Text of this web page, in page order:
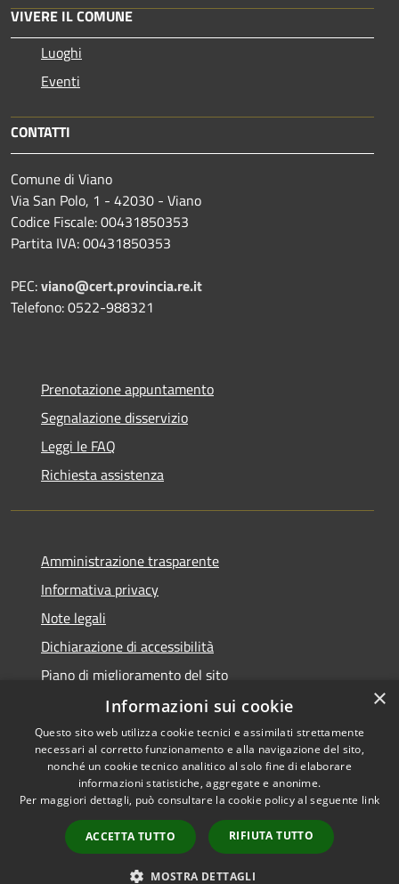
VIVERE IL COMUNE
Luoghi
Eventi
CONTATTI
Comune di Viano
Via San Polo, 1 - 42030 - Viano
Codice Fiscale: 00431850353
Partita IVA: 00431850353
PEC:viano@cert.provincia.re.it
Telefono: 0522-988321
Prenotazione appuntamento
Segnalazione disservizio
Leggi le FAQ
Richiesta assistenza
Amministrazione trasparente
Informativa privacy
Note legali
Dichiarazione di accessibilità
Piano di miglioramento del sito
Accessibilità
Privacy
Mappa del sito
Feedback Accessibilità
Copyright © 2026 • Comune di
Viano • Powered by
Municipium•Accesso
redazione
×
Informazioni sui cookie
Questo sito web utilizza cookie tecnici e assimilati strettamente
necessari al corretto funzionamento e alla navigazione del sito,
nonché un cookie tecnico analitico al solo fine di elaborare
informazioni statistiche, aggregate e anonime.
Per maggiori dettagli, può consultare la cookie policy al seguente link
ACCETTA TUTTO RIFIUTA TUTTO
MOSTRA DETTAGLI